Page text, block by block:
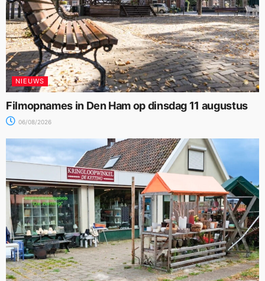
NIEUWS
Filmopnames in Den Ham op dinsdag 11 augustus
06/08/2026